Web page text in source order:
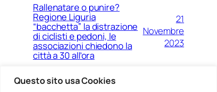
Questo sito usa Cookies
Rallenatare o punire?
Regione Liguria
“bacchetta” la distrazione
di ciclisti e pedoni, le
associazioni chiedono la
città a 30 all’ora
21
Novembre
2023